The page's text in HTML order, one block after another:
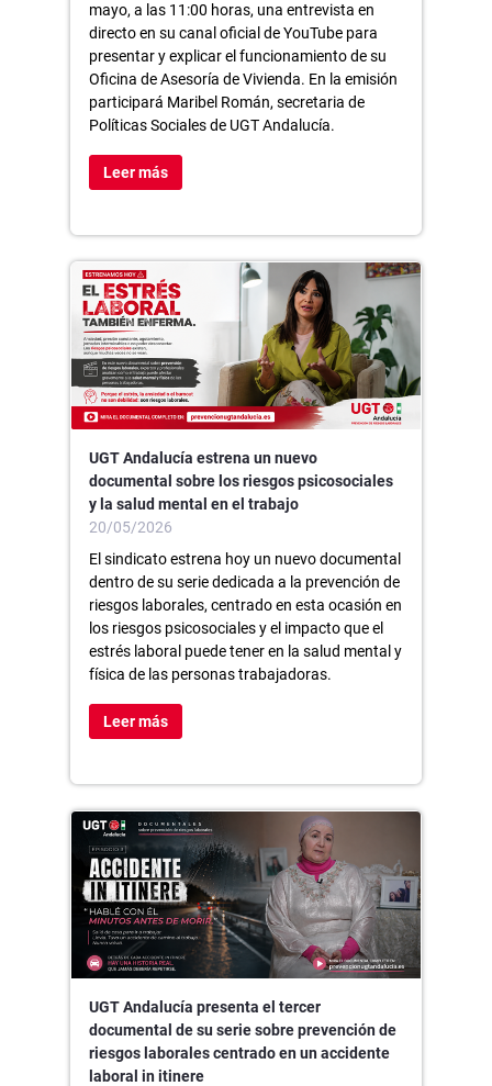
mayo, a las 11:00 horas, una entrevista en
directo en su canal oficial de YouTube para
presentar y explicar el funcionamiento de su
Oficina de Asesoría de Vivienda. En la emisión
participará Maribel Román, secretaria de
Políticas Sociales de UGT Andalucía.
Leer más
UGT Andalucía estrena un nuevo
documental sobre los riesgos psicosociales
y la salud mental en el trabajo
20/05/2026
El sindicato estrena hoy un nuevo documental
dentro de su serie dedicada a la prevención de
riesgos laborales, centrado en esta ocasión en
los riesgos psicosociales y el impacto que el
estrés laboral puede tener en la salud mental y
física de las personas trabajadoras.
Leer más
UGT Andalucía presenta el tercer
documental de su serie sobre prevención de
riesgos laborales centrado en un accidente
laboral in itinere